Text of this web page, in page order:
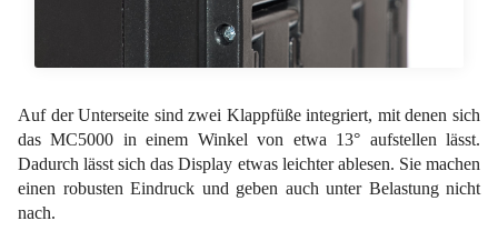
Auf der Unterseite sind zwei Klappfüße integriert, mit denen sich
das MC5000 in einem Winkel von etwa 13° aufstellen lässt.
Dadurch lässt sich das Display etwas leichter ablesen. Sie machen
einen robusten Eindruck und geben auch unter Belastung nicht
nach.